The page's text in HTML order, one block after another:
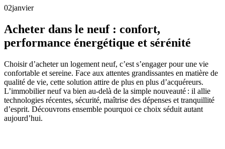
02janvier
Acheter dans le neuf : confort,
performance énergétique et sérénité
Choisir d’acheter un logement neuf, c’est s’engager pour une vie
confortable et sereine. Face aux attentes grandissantes en matière de
qualité de vie, cette solution attire de plus en plus d’acquéreurs.
L’immobilier neuf va bien au-delà de la simple nouveauté : il allie
technologies récentes, sécurité, maîtrise des dépenses et tranquillité
d’esprit. Découvrons ensemble pourquoi ce choix séduit autant
aujourd’hui.